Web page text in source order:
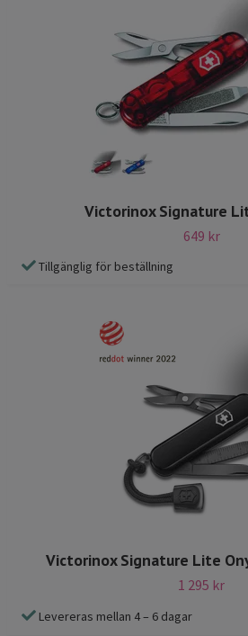
Victorinox Signature
649 kr
Tillgänglig för beställning
Victorinox Signature Lite
1 295 kr
Levereras mellan 4 – 6 dagar